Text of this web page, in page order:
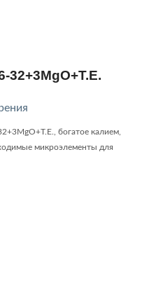
32+3MgO+T.E.
богатое калием,
микроэлементы для